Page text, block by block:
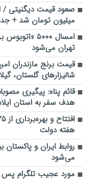
میلیون تومان شد +
امسال ۵۰۰۰
تهران می‌شود
قیمت برنج مازندران
شالیزارهای گلستان،
قائم پناه: پیگیری
هدف سفر به استان
هفته دولت
روابط ایران و
می‌شود
مورد عجیب تلگرام پس